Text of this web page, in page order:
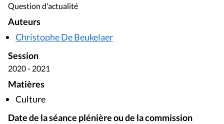
Question d'actualité
Auteurs
Christophe De Beukelaer
Session
2020 - 2021
Matières
Culture
Date de la séance plénière ou de la commission